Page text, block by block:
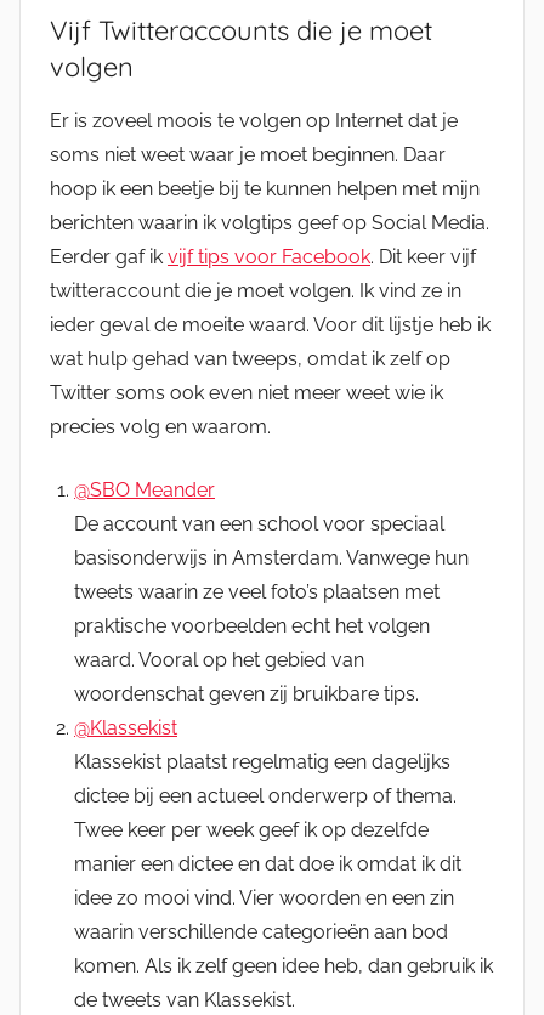
Vijf Twitteraccounts die je moet
volgen
Er is zoveel moois te volgen op Internet dat je
soms niet weet waar je moet beginnen. Daar
hoop ik een beetje bij te kunnen helpen met mijn
berichten waarin ik volgtips geef op Social Media.
Eerder gaf ik vijf tips voor Facebook. Dit keer vijf
twitteraccount die je moet volgen. Ik vind ze in
ieder geval de moeite waard. Voor dit lijstje heb ik
wat hulp gehad van tweeps, omdat ik zelf op
Twitter soms ook even niet meer weet wie ik
precies volg en waarom.
@SBO Meander
De account van een school voor speciaal
basisonderwijs in Amsterdam. Vanwege hun
tweets waarin ze veel foto’s plaatsen met
praktische voorbeelden echt het volgen
waard. Vooral op het gebied van
woordenschat geven zij bruikbare tips.
@Klassekist
Klassekist plaatst regelmatig een dagelijks
dictee bij een actueel onderwerp of thema.
Twee keer per week geef ik op dezelfde
manier een dictee en dat doe ik omdat ik dit
idee zo mooi vind. Vier woorden en een zin
waarin verschillende categorieën aan bod
komen. Als ik zelf geen idee heb, dan gebruik ik
de tweets van Klassekist.